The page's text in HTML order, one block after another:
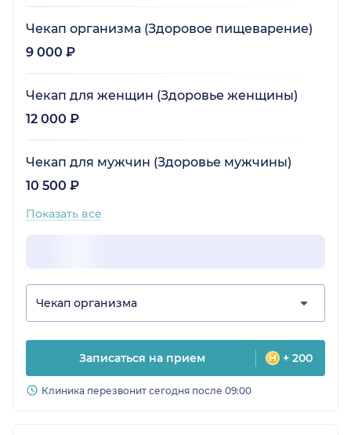
Чекап организма (Здоровое пищеварение)
9 000 ₽
Чекап для женщин (Здоровье женщины)
12 000 ₽
Чекап для мужчин (Здоровье мужчины)
10 500 ₽
Показать все
Чекап организма
Записаться на прием + 200
Клиника перезвонит сегодня после 09:00